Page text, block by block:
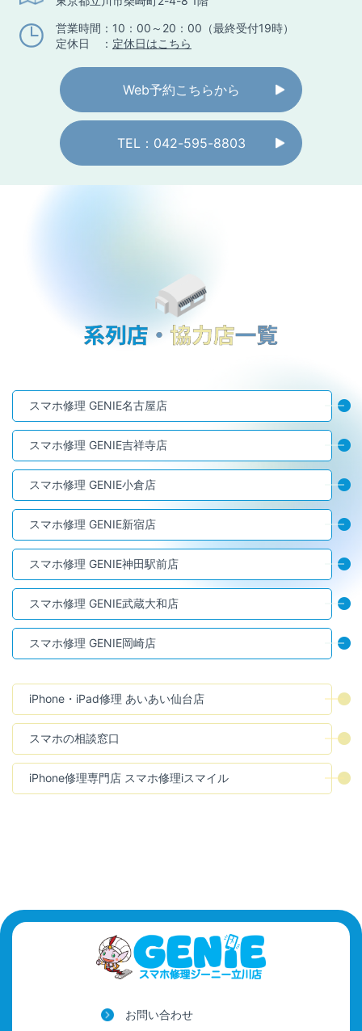
営業時間：10：00～20：00（最終受付19時）
定休日 ： 定休日はこちら
Web予約こちらから
TEL：042-595-8803
スマホ修理 GENIE名古屋店
スマホ修理 GENIE吉祥寺店
スマホ修理 GENIE小倉店
スマホ修理 GENIE新宿店
スマホ修理 GENIE神田駅前店
スマホ修理 GENIE武蔵大和店
スマホ修理 GENIE岡崎店
iPhone・iPad修理 あいあい仙台店
スマホの相談窓口
iPhone修理専門店 スマホ修理iスマイル
お問い合わせ